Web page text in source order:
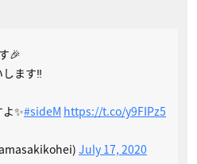
🎉
ます‼️
✨#sideM https://t.co/y9FIPz5
July 17, 2020